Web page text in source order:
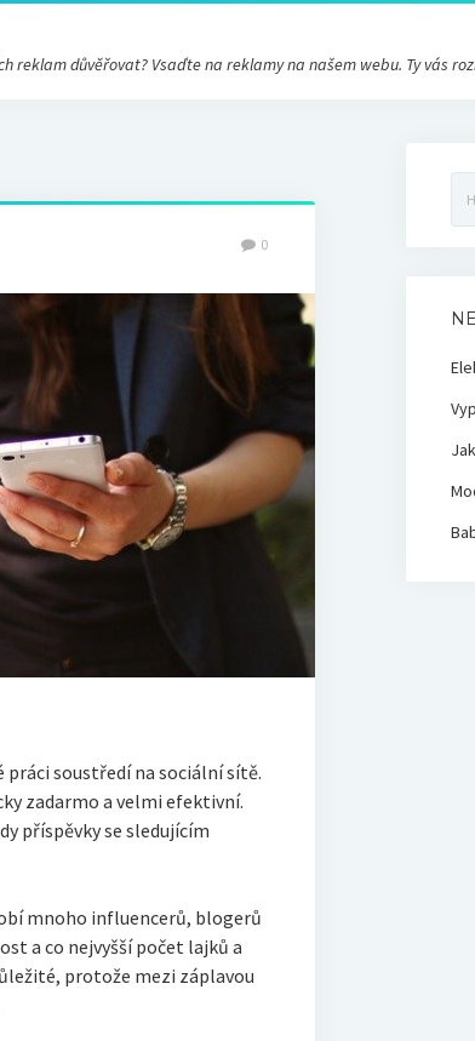
reklam důvěřovat? Vsaďte na reklamy na našem webu. Ty vás
0
soustředí na sociální sítě.
zadarmo a velmi efektivní.
příspěvky se sledujícím
mnoho influencerů, blogerů
a co nejvyšší počet lajků a
protože mezi záplavou